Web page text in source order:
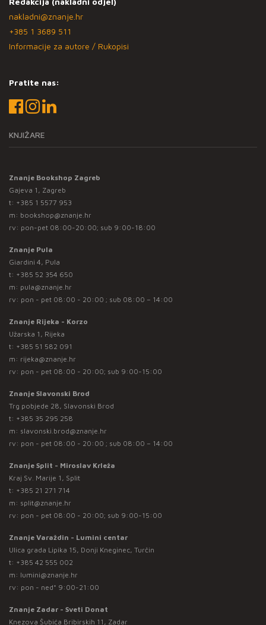
nakladni@znanje.hr
+385 1 3689 511
Informacije za autore / Rukopisi
Pratite nas:
KNJIŽARE
Znanje Bookshop Zagreb
Gajeva 1, Zagreb
t: +385 1 5577 953
m: bookshop@znanje.hr
rv: pon-pet 08:00-20:00; sub 9:00-18:00
Znanje Pula
Giardini 4, Pula
t: +385 52 354 650
m: pula@znanje.hr
rv: pon - pet 08:00 - 20:00 ; sub 08:00 – 14:00
Znanje Rijeka - Korzo
Užarska 1, Rijeka
t: +385 51 582 091
m: rijeka@znanje.hr
rv: pon - pet 08:00 - 20:00; sub 9:00-15:00
Znanje Slavonski Brod
Trg pobjede 28, Slavonski Brod
t: +385 35 295 258
m: slavonski.brod@znanje.hr
rv: pon - pet 08:00 - 20:00 ; sub 08:00 – 14:00
Znanje Split - Miroslav Krleža
Kraj Sv. Marije 1, Split
t: +385 21 271 714
m: split@znanje.hr
rv: pon - pet 08:00 - 20:00; sub 9:00-15:00
Znanje Varaždin - Lumini centar
Ulica grada Lipika 15, Donji Kneginec, Turčin
t: +385 42 555 002
m: lumini@znanje.hr
rv: pon - ned* 9:00-21:00
Znanje Zadar - Sveti Donat
Knezova Šubića Bribirskih 11, Zadar